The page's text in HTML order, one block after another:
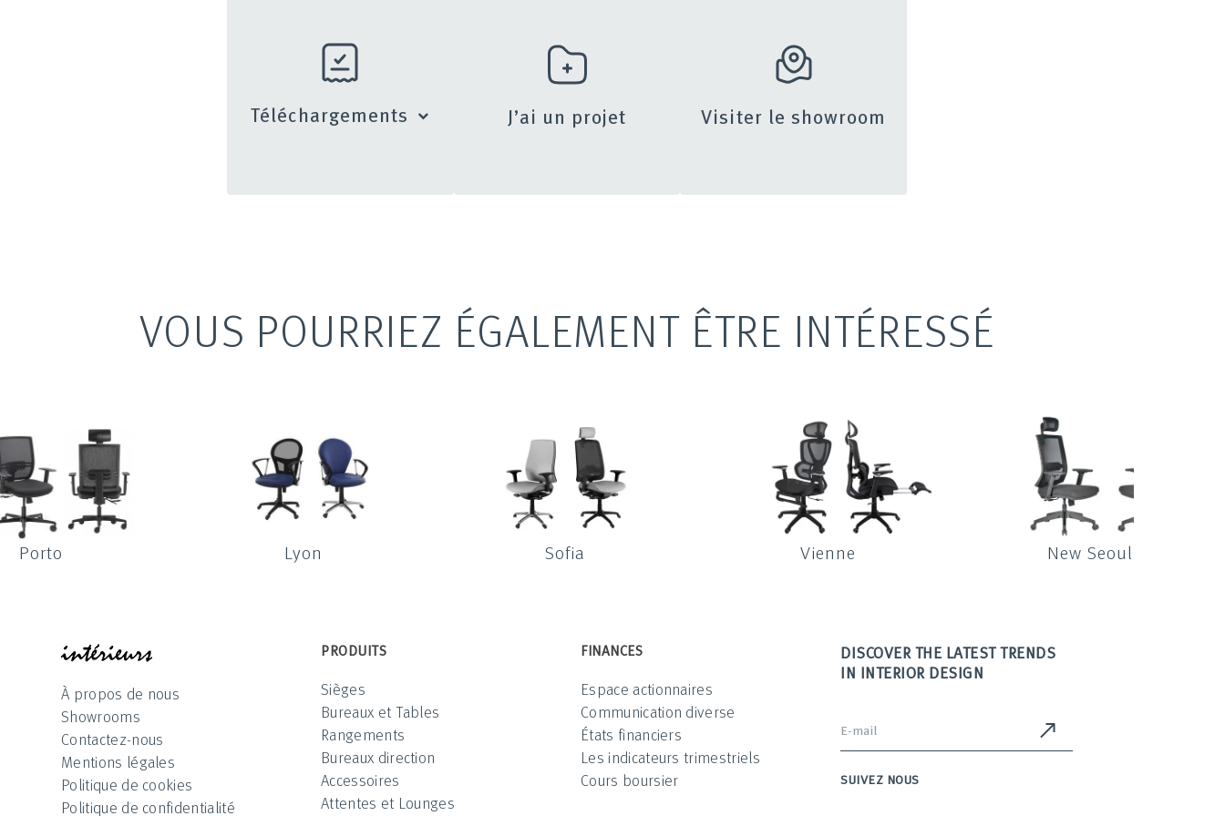
Téléchargements J’ai un projet Visiter le showroom
VOUS POURRIEZ ÉGALEMENT ÊTRE INTÉRESSÉ
Porto Lyon Sofia Vienne New Seoul
À propos de nous
Showrooms
Contactez-nous
Mentions légales
Politique de cookies
Politique de confidentialité
PRODUITS
Sièges
Bureaux et Tables
Rangements
Bureaux direction
Accessoires
Attentes et Lounges
FINANCES
Espace actionnaires
Communication diverse
États financiers
Les indicateurs trimestriels
Cours boursier
DISCOVER THE LATEST TRENDS
IN INTERIOR DESIGN
SUIVEZ NOUS